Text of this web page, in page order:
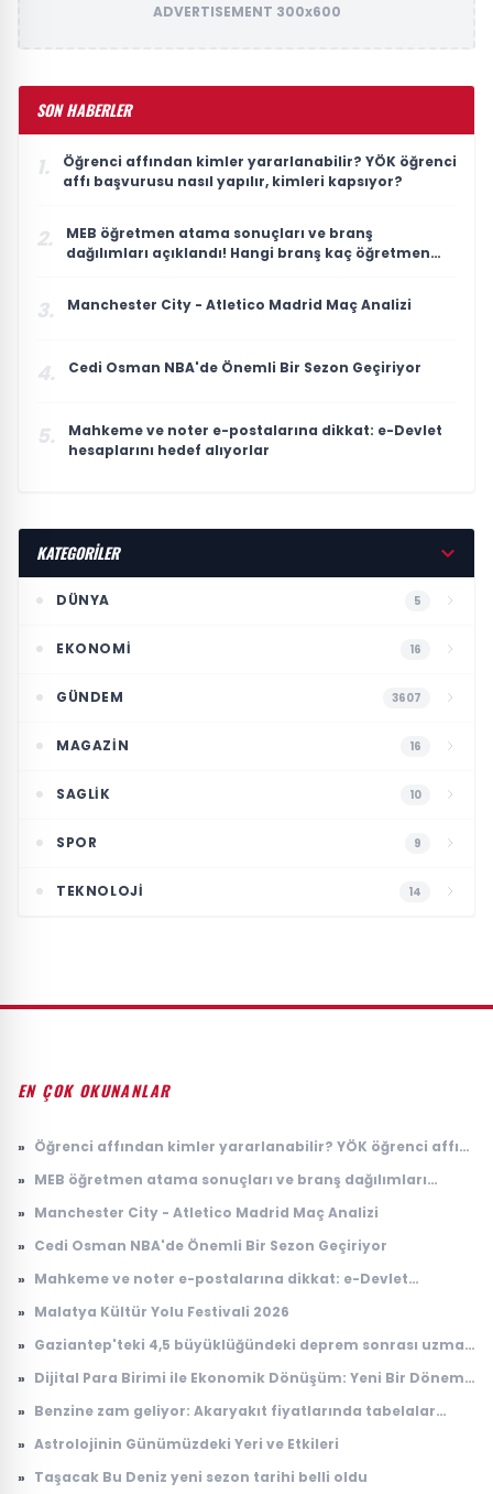
ADVERTISEMENT 300x600
SON HABERLER
1.
Öğrenci affından kimler yararlanabilir? YÖK öğrenci
affı başvurusu nasıl yapılır, kimleri kapsıyor?
2.
MEB öğretmen atama sonuçları ve branş
dağılımları açıklandı! Hangi branş kaç öğretmen
3. Manchester City - Atletico Madrid Maç Analizi
4. Cedi Osman NBA'de Önemli Bir Sezon Geçiriyor
5.
Mahkeme ve noter e-postalarına dikkat: e-Devlet
hesaplarını hedef alıyorlar
KATEGORİLER
DÜNYA 5
EKONOMI 16
GÜNDEM 3607
MAGAZIN 16
SAGLIK 10
SPOR 9
TEKNOLOJI 14
EN ÇOK OKUNANLAR
» Öğrenci affından kimler yararlanabilir? YÖK öğrenci affı
» MEB öğretmen atama sonuçları ve branş dağılımları
» Manchester City - Atletico Madrid Maç Analizi
» Cedi Osman NBA'de Önemli Bir Sezon Geçiriyor
» Mahkeme ve noter e-postalarına dikkat: e-Devlet
» Malatya Kültür Yolu Festivali 2026
» Gaziantep'teki 4,5 büyüklüğündeki deprem sonrası uzman
» Dijital Para Birimi ile Ekonomik Dönüşüm: Yeni Bir Dönem
» Benzine zam geliyor: Akaryakıt fiyatlarında tabelalar
» Astrolojinin Günümüzdeki Yeri ve Etkileri
» Taşacak Bu Deniz yeni sezon tarihi belli oldu